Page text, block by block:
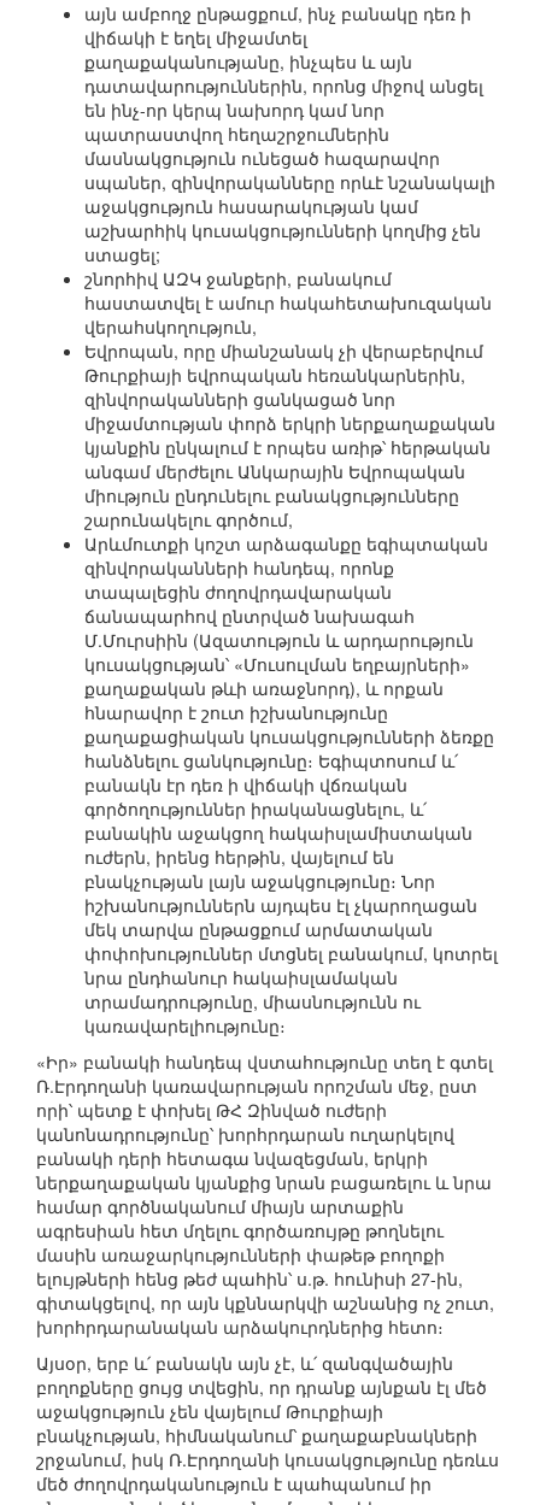
այն ամբողջ ընթացքում, ինչ բանակը դեռ ի
վիճակի է եղել միջամտել
քաղաքականությանը, ինչպես և այն
դատավարություններին, որոնց միջով անցել
են ինչ-որ կերպ նախորդ կամ նոր
պատրաստվող հեղաշրջումներին
մասնակցություն ունեցած հազարավոր
սպաներ, զինվորականները որևէ նշանակալի
աջակցություն հասարակության կամ
աշխարհիկ կուսակցությունների կողմից չեն
ստացել;
շնորհիվ ԱԶԿ ջանքերի, բանակում
հաստատվել է ամուր հակահետախուզական
վերահսկողություն,
Եվրոպան, որը միանշանակ չի վերաբերվում
Թուրքիայի եվրոպական հեռանկարներին,
զինվորականների ցանկացած նոր
միջամտության փորձ երկրի ներքաղաքական
կյանքին ընկալում է որպես առիթ՝ հերթական
անգամ մերժելու Անկարային Եվրոպական
միություն ընդունելու բանակցությունները
շարունակելու գործում,
Արևմուտքի կոշտ արձագանքը եգիպտական
զինվորականների հանդեպ, որոնք
տապալեցին ժողովրդավարական
ճանապարհով ընտրված նախագահ
Մ.Մուրսիին (Ազատություն և արդարություն
կուսակցության՝ «Մուսուլման եղբայրների»
քաղաքական թևի առաջնորդ), և որքան
հնարավոր է շուտ իշխանությունը
քաղաքացիական կուսակցությունների ձեռքը
հանձնելու ցանկությունը։ Եգիպտոսում և՛
բանակն էր դեռ ի վիճակի վճռական
գործողություններ իրականացնելու, և՛
բանակին աջակցող հակաիսլամիստական
ուժերն, իրենց հերթին, վայելում են
բնակչության լայն աջակցությունը։ Նոր
իշխանություններն այդպես էլ չկարողացան
մեկ տարվա ընթացքում արմատական
փոփոխություններ մտցնել բանակում, կոտրել
նրա ընդհանուր հակաիսլամական
տրամադրությունը, միասնությունն ու
կառավարելիությունը։
«Իր» բանակի հանդեպ վստահությունը տեղ է գտել
Ռ.Էրդողանի կառավարության որոշման մեջ, ըստ
որի՝ պետք է փոխել ԹՀ Զինված ուժերի
կանոնադրությունը՝ խորհրդարան ուղարկելով
բանակի դերի հետագա նվազեցման, երկրի
ներքաղաքական կյանքից նրան բացառելու և նրա
համար գործնականում միայն արտաքին
ագրեսիան հետ մղելու գործառույթը թողնելու
մասին առաջարկությունների փաթեթ բողոքի
ելույթների հենց թեժ պահին՝ ս.թ. հունիսի 27-ին,
գիտակցելով, որ այն կքննարկվի աշնանից ոչ շուտ,
խորհրդարանական արձակուրդներից հետո։
Այսօր, երբ և՛ բանակն այն չէ, և՛ զանգվածային
բողոքները ցույց տվեցին, որ դրանք այնքան էլ մեծ
աջակցություն չեն վայելում Թուրքիայի
բնակչության, հիմնականում՝ քաղաքաբնակների
շրջանում, իսկ Ռ.Էրդողանի կուսակցությունը դեռևս
մեծ ժողովրդականություն է պահպանում իր